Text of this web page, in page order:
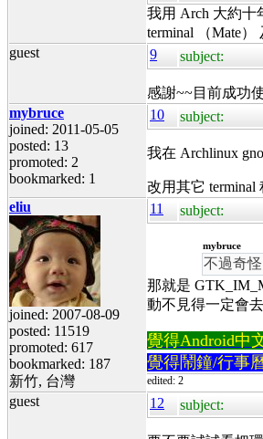
我用 Arch 大約十
terminal （Mate
guest
9 subject:
感謝~~目前成功
mybruce
joined: 2011-05-05
posted: 13
promoted: 2
bookmarked: 1
10 subject:
我在 Archlinux
改用其它 terminal
eliu
joined: 2007-08-09
posted: 11519
promoted: 617
bookmarked: 187
新竹, 台灣
11 subject:
mybruce
不過奇
那就是
動不見得一定會去
覺得Android中
覺得鬧鐘/行事
edited: 2
guest 12 subject: